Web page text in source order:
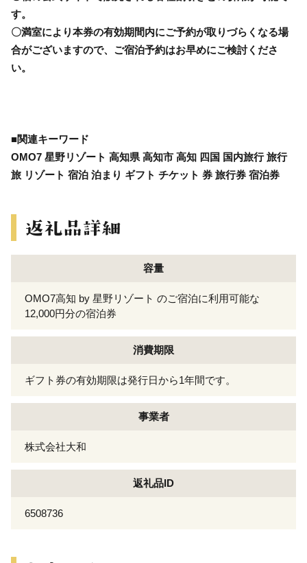
す。
〇満室により本券の有効期間内にご予約が取りづらくなる場
合がございますので、ご宿泊予約はお早めにご検討くださ
い。
■関連キーワード
OMO7 星野リゾート 高知県 高知市 高知 四国 国内旅行 旅行
旅 リゾート 宿泊 泊まり ギフト チケット 券 旅行券 宿泊券
容量
OMO7高知 by 星野リゾート のご宿泊に利用可能な
12,000円分の宿泊券
消費期限
ギフト券の有効期限は発行日から1年間です。
事業者
株式会社大和
返礼品ID
6508736